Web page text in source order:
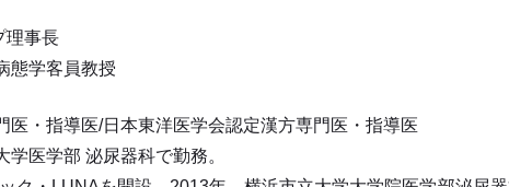
理事長
態学客員教授
医・指導医/日本東洋医学会認定漢方専門医・指導医
医学部 泌尿器科で勤務。